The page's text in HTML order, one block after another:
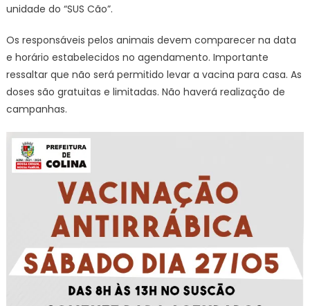
unidade do “SUS Cão”.
Os responsáveis pelos animais devem comparecer na data
e horário estabelecidos no agendamento. Importante
ressaltar que não será permitido levar a vacina para casa. As
doses são gratuitas e limitadas. Não haverá realização de
campanhas.